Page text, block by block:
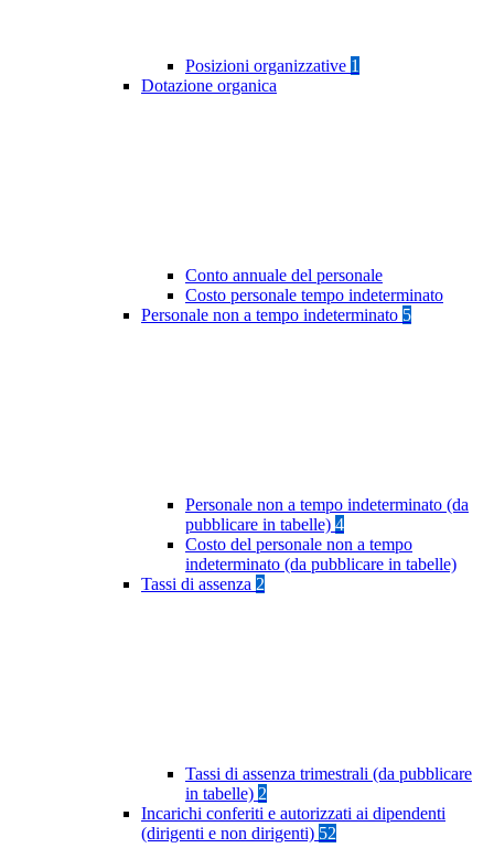
Posizioni organizzative 1
Dotazione organica
Conto annuale del personale
Costo personale tempo indeterminato
Personale non a tempo indeterminato 5
Personale non a tempo indeterminato (da
pubblicare in tabelle) 4
Costo del personale non a tempo
indeterminato (da pubblicare in tabelle)
Tassi di assenza 2
Tassi di assenza trimestrali (da pubblicare
in tabelle) 2
Incarichi conferiti e autorizzati ai dipendenti
(dirigenti e non dirigenti) 52